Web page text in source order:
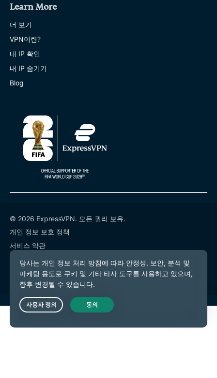
Learn More
더 보기
VPN이란?
내 IP 확인
내 IP 숨기기
Blog
© 2026 ExpressVPN. 모든 권리 보유.
개인 정보 보호 정책
서비스 약관
쿠키 기본 설정